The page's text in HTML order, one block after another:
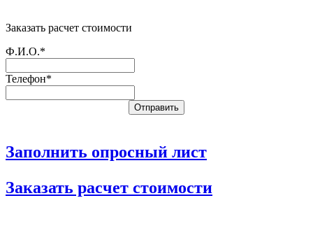
Заказать расчет стоимости
Ф.И.О.*
Телефон*
Заполнить опросный лист
Заказать расчет стоимости